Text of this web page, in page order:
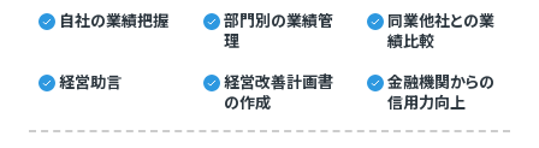
自社の業績把握
部門別の業績管
理
同業他社との業
績比較
経営助言
経営改善計画書
の作成
金融機関からの
信用力向上